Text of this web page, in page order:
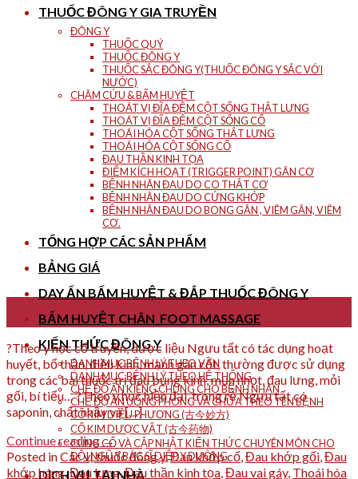
THUỐC ĐÔNG Y GIA TRUYỀN
ĐÔNG Y
THUỐC QUÝ
THUỐC ĐÔNG Y
THUỐC SẮC ĐÔNG Y(THUỐC ĐÔNG Y SẮC VỚI
NƯỚC)
CHÂM CỨU & BẤM HUYỆT
THOÁT VỊ ĐĨA ĐỆM CỘT SỐNG THẮT LƯNG
THOÁT VỊ ĐĨA ĐỆM CỘT SỐNG CỔ
THOÁI HÓA CỘT SỐNG THẮT LƯNG
THOÁI HÓA CỘT SỐNG CỔ
ĐAU THẦN KINH TỌA
ĐIỂM KÍCH HOẠT (TRIGGER POINT) GÂN CƠ
BỆNH NHÂN ĐAU DO CO THẮT CƠ
BỆNH NHÂN ĐAU DO CỨNG KHỚP
BỆNH NHÂN ĐAU DO BONG GÂN , VIÊM GÂN, VIÊM
CƠ.
TỔNG HỢP CÁC SẢN PHẨM
BẢNG GIÁ
DAY ẤN BẤM HUYỆT & ĐẮP THUỐC ĐÔNG Y
BẤM HUYỆT CHÂN_FOOT MASSAGE
KIẾN THỨC ĐÔNG Y
DANH MỤC BỆNH LÝ THEO VẦN
DANH MỤC BỆNH LÝ THEO HỆ THỐNG
CHẾ ĐỘ ĂN KIÊNG CHUNG CHO BỆNH NHÂN
CHẾ ĐỘ ĂN UỐNG PHÒNG VÀ CHỮA THEO TÊN BỆNH
CỔ KIM DIỆU PHƯƠNG (古今妙方)
CỔ KIM DƯỢC VẬT (古今药物)
CỦNG CỐ VÀ CẬP NHẬT KIẾN THỨC CHUYÊN MÔN CHO
ĐỘI NGŨ Y BÁC SĨ DIỆP Y ĐƯỜNG
DỊCH VỤ TẠI NHÀ
Th6
?Theo y học cổ truyền, dược liệu Ngưu tất có tác dụng hoạt
huyết, bổ thận, điều kinh, mạnh gân cốt, thường được sử dụng
trong các bài thuốc trị đau bụng kinh, mụn nhọt, đau lưng, mỏi
gối, bí tiểu… ?Theo y học hiện đại, trong rễ Ngưu tất có
saponin, chất nhầy và […]
Continue reading→
Posted inCác vị thuốc đông y,Đau khớp cổ,Đau khớp gối,Đau
khớp háng,Đau lưng,Đau thần kinh tọa,Đau vai gáy, Thoái hóa